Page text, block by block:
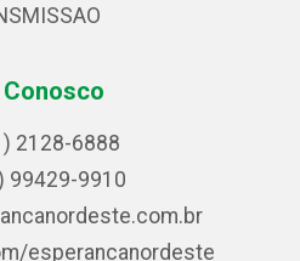
Conosco
2128-6888
99429-9910
esperancanordeste